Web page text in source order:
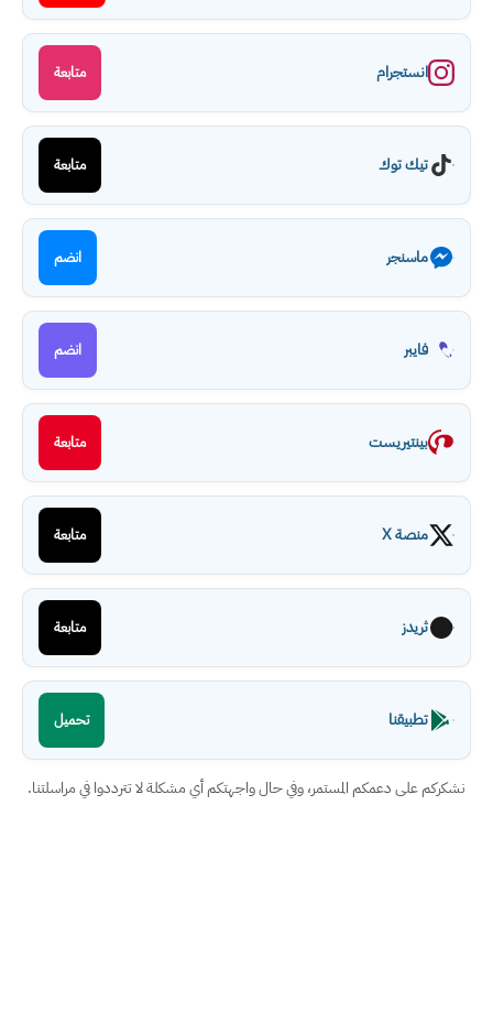
انستجرام متابعة
تيك توك متابعة
ماسنجر انضم
فايبر انضم
بينتيريست متابعة
منصة X متابعة
ثريدز متابعة
تطبيقنا تحميل
نشكركم على دعمكم المستمر، وفي حال واجهتكم أي مشكلة لا تترددوا في مراسلتنا.